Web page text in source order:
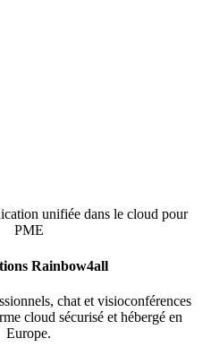
Rainbow4all
chat et visioconférences
cloud sécurisé et hébergé en
Europe.